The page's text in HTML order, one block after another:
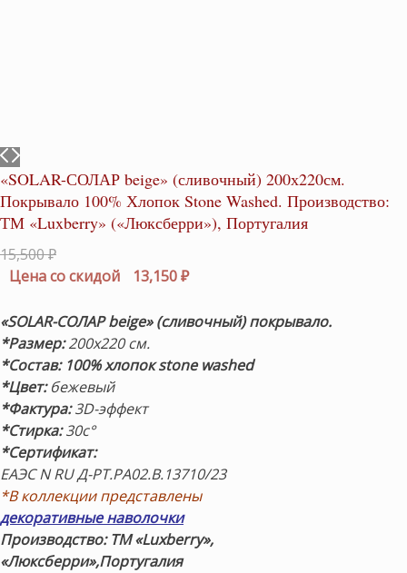
«SOLAR-СОЛАР beige» (сливочный) 200х220см.
Покрывало 100% Хлопок Stone Washed. Производство:
ТМ «Luxberry» («Люксберри»), Португалия
15,500₽Первоначальная
цена
15,500 ₽.
Цена со скидой 13,150₽Текущая
13,150 ₽.
«SOLAR-СОЛАР beige» (сливочный)покрывало.
*Размер:200х220 см.
*Состав: 100% хлопок stone washed
*Цвет:бежевый
*Фактура:3D-эффект
*Стирка:30с°
*Сертификат:
ЕАЭС N RU Д-PT.РА02.В.13710/23
*В коллекции представлены
декоративные наволочки
Производство: ТМ «Luxberry»,
«Люксберри»,Португалия